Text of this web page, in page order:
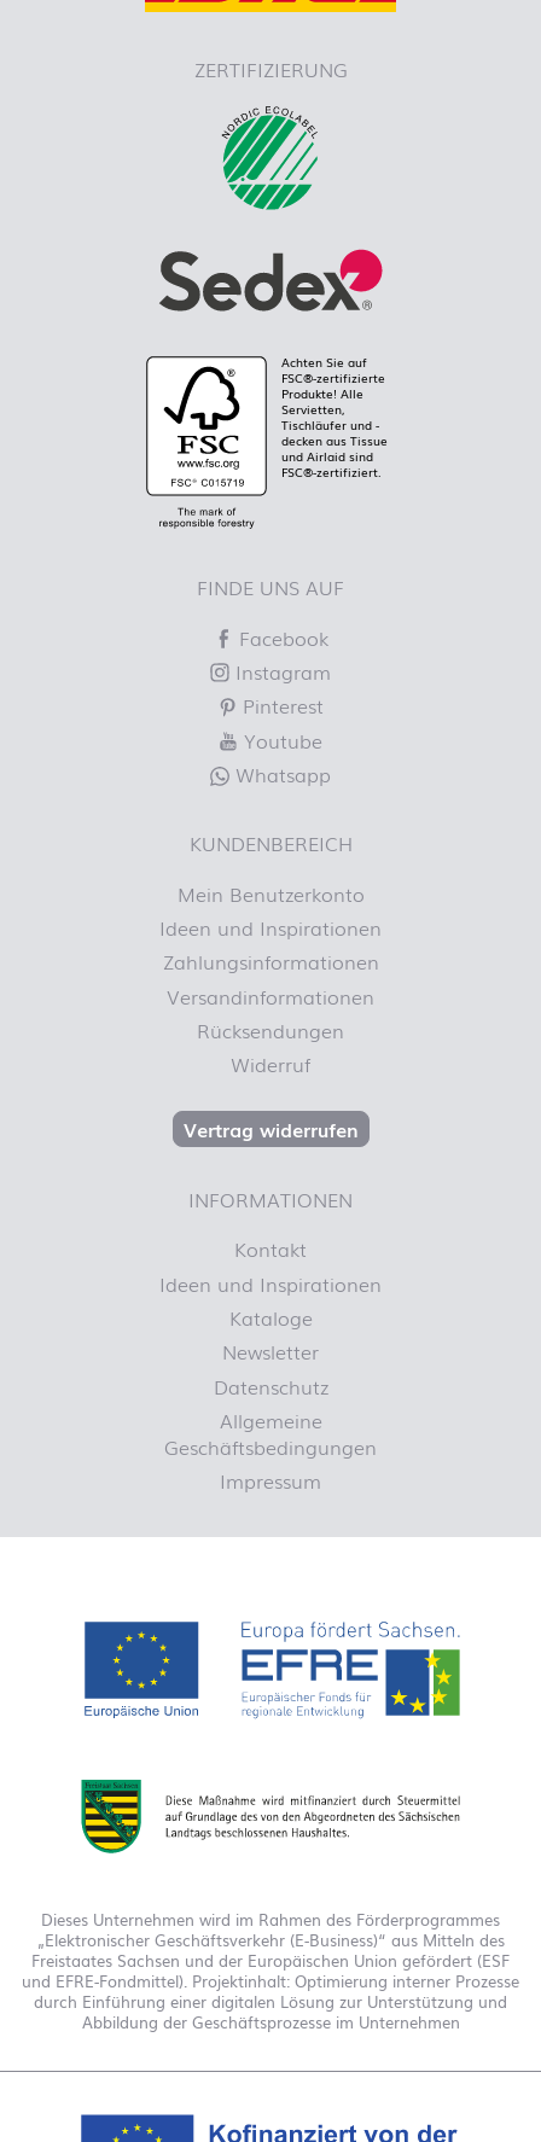
ZERTIFIZIERUNG
Achten Sie auf
FSC®-zertifizierte
Produkte! Alle
Servietten,
Tischläufer und -
decken aus Tissue
und Airlaid sind
FSC®-zertifiziert.
FINDE UNS AUF
Facebook
Instagram
Pinterest
Youtube
Whatsapp
KUNDENBEREICH
Mein Benutzerkonto
Ideen und Inspirationen
Zahlungsinformationen
Versandinformationen
Rücksendungen
Widerruf
Vertrag widerrufen
INFORMATIONEN
Kontakt
Ideen und Inspirationen
Kataloge
Newsletter
Datenschutz
Allgemeine
Geschäftsbedingungen
Impressum
Dieses Unternehmen wird im Rahmen des Förderprogrammes
„Elektronischer Geschäftsverkehr (E-Business)“ aus Mitteln des
Freistaates Sachsen und der Europäischen Union gefördert (ESF
und EFRE-Fondmittel). Projektinhalt: Optimierung interner Prozesse
durch Einführung einer digitalen Lösung zur Unterstützung und
Abbildung der Geschäftsprozesse im Unternehmen